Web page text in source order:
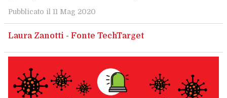
Pubblicato il 11 Mag 2020
Laura Zanotti - Fonte TechTarget